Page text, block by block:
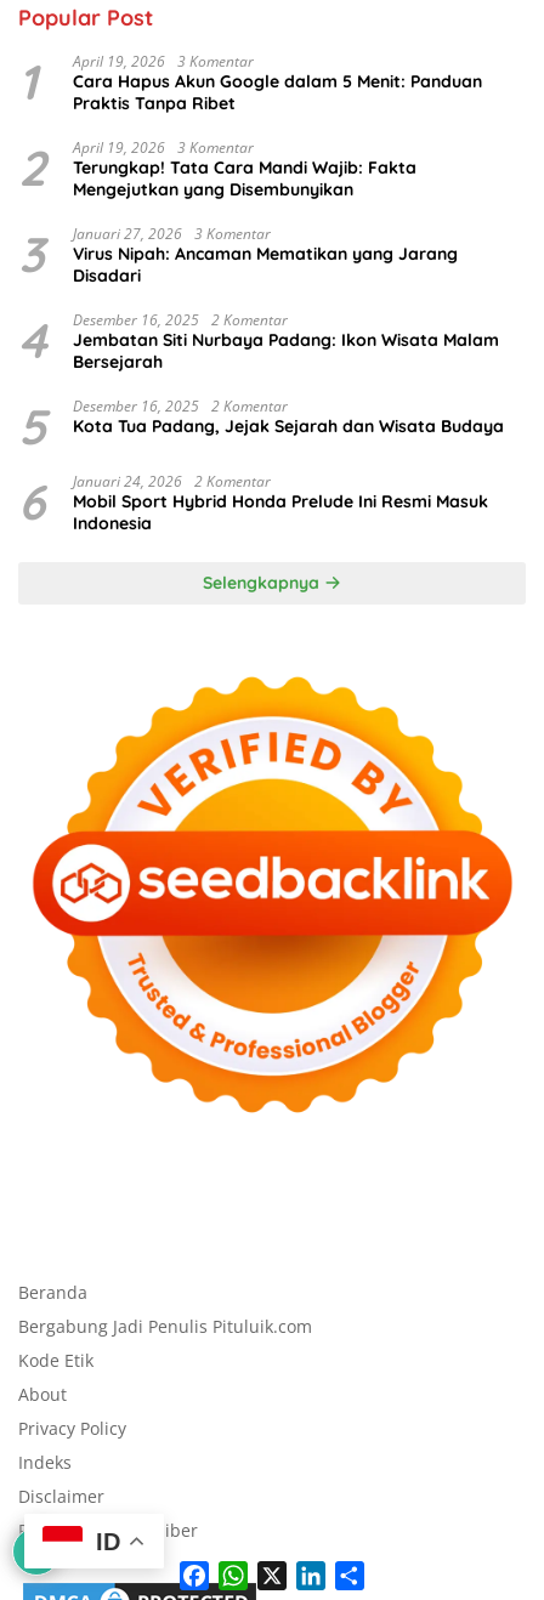
Popular Post
1 April 19, 2026 3 Komentar
Cara Hapus Akun Google dalam 5 Menit: Panduan
Praktis Tanpa Ribet
2 April 19, 2026 3 Komentar
Terungkap! Tata Cara Mandi Wajib: Fakta
Mengejutkan yang Disembunyikan
3 Januari 27, 2026 3 Komentar
Virus Nipah: Ancaman Mematikan yang Jarang
Disadari
4 Desember 16, 2025 2 Komentar
Jembatan Siti Nurbaya Padang: Ikon Wisata Malam
Bersejarah
5 Desember 16, 2025 2 Komentar
Kota Tua Padang, Jejak Sejarah dan Wisata Budaya
6 Januari 24, 2026 2 Komentar
Mobil Sport Hybrid Honda Prelude Ini Resmi Masuk
Indonesia
Selengkapnya
Beranda
Bergabung Jadi Penulis Pituluik.com
Kode Etik
About
Privacy Policy
Indeks
Disclaimer
Pedoman Media Siber
a
W
h
ID